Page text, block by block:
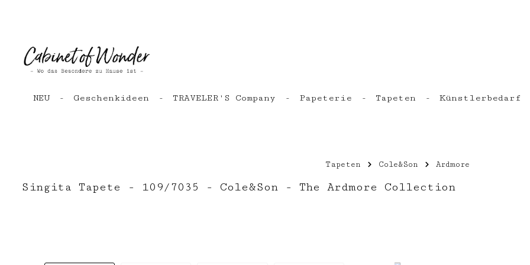
NEU Geschenkideen TRAVELER'S Company Papeterie Tapeten Künstlerbedarf
Tapeten Cole&Son Ardmore
Singita Tapete - 109/7035 - Cole&Son - The Ardmore Collection